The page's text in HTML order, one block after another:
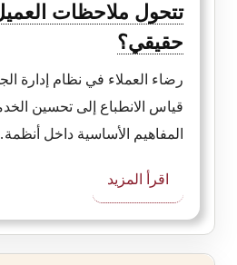
تتحول ملاحظات
حقيقي؟
قياس الانطباع إلى تحسين
المفاهيم الأساسية داخل
اقرأ المزيد
رضاء
العملاء